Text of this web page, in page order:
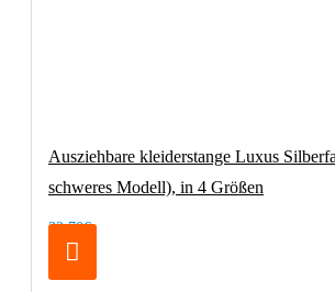
Ausziehbare kleiderstange Luxus
schweres Modell), in 4 Größen
32,70€